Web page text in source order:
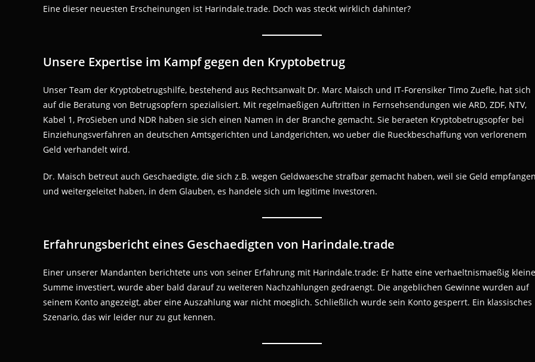
Eine dieser neuesten Erscheinungen ist Harindale.trade. Doch was steckt wirklich dahinter?
Unsere Expertise im Kampf gegen den Kryptobetrug
Unser Team der Kryptobetrugshilfe, bestehend aus Rechtsanwalt Dr. Marc Maisch und IT-Forensiker Timo Zuefle, hat sich
auf die Beratung von Betrugsopfern spezialisiert. Mit regelmaeßigen Auftritten in Fernsehsendungen wie ARD, ZDF, NTV,
Kabel 1, ProSieben und NDR haben sie sich einen Namen in der Branche gemacht. Sie beraeten Kryptobetrugsopfer bei
Einziehungsverfahren an deutschen Amtsgerichten und Landgerichten, wo ueber die Rueckbeschaffung von verlorenem
Geld verhandelt wird.
Dr. Maisch betreut auch Geschaedigte, die sich z.B. wegen Geldwaesche strafbar gemacht haben, weil sie Geld
und weitergeleitet haben, in dem Glauben, es handele sich um legitime Investoren.
Erfahrungsbericht eines Geschaedigten von Harindale.trade
Einer unserer Mandanten berichtete uns von seiner Erfahrung mit Harindale.trade: Er hatte eine verhaeltnismaeßig kleine
Summe investiert, wurde aber bald darauf zu weiteren Nachzahlungen gedraengt. Die angeblichen Gewinne wurden auf
seinem Konto angezeigt, aber eine Auszahlung war nicht moeglich. Schließlich wurde sein Konto gesperrt. Ein klassisches
Szenario, das wir leider nur zu gut kennen.